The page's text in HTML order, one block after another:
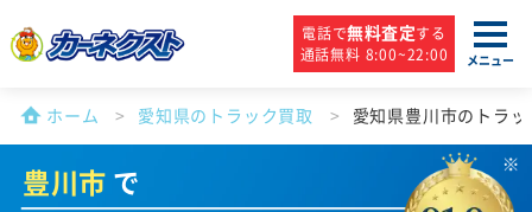
電話で無料査定する
通話無料 8:00~22:00
メニュー
ホーム 愛知県のトラック買取 愛知県豊川市のトラ
豊川市 で